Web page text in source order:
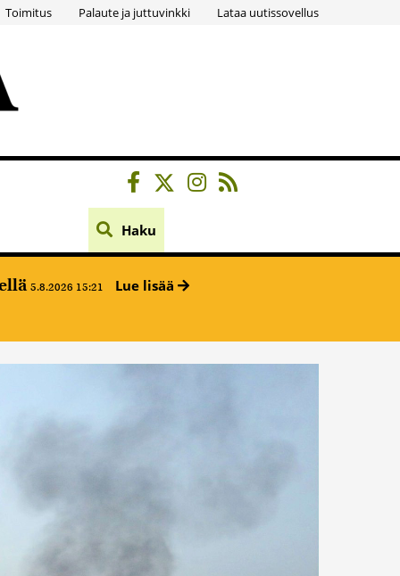
Toimitus Palaute ja juttuvinkki Lataa uutissovellus
Haku
5.8.2026 15:21 Lue lisää